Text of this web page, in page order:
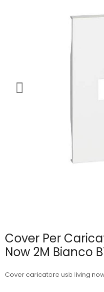
Cover Per
Now 2M Bianco
Cover caricatore usb living